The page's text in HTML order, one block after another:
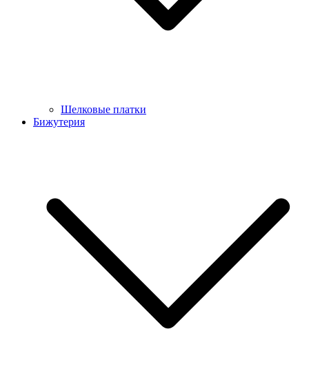
Шелковые платки
Бижутерия